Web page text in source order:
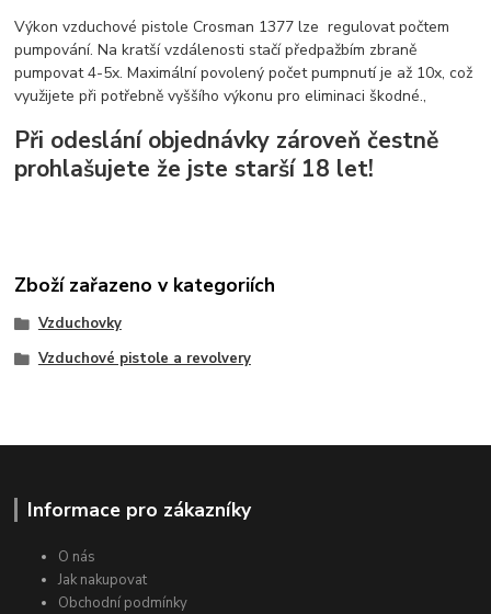
Výkon vzduchové pistole Crosman 1377 lze regulovat počtem
pumpování. Na kratší vzdálenosti stačí předpažbím zbraně
pumpovat 4-5x. Maximální povolený počet pumpnutí je až 10x, což
využijete při potřebně vyššího výkonu pro eliminaci škodné.,
Při odeslání objednávky zároveň čestně
prohlašujete že jste starší 18 let!
Zboží zařazeno v kategoriích
Vzduchovky
Vzduchové pistole a revolvery
Informace pro zákazníky
O nás
Jak nakupovat
Obchodní podmínky